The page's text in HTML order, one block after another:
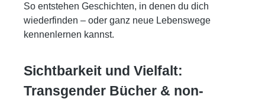
So entstehen Geschichten, in denen du dich
wiederfinden – oder ganz neue Lebenswege
kennenlernen kannst.
Sichtbarkeit und Vielfalt:
Transgender Bücher & non-